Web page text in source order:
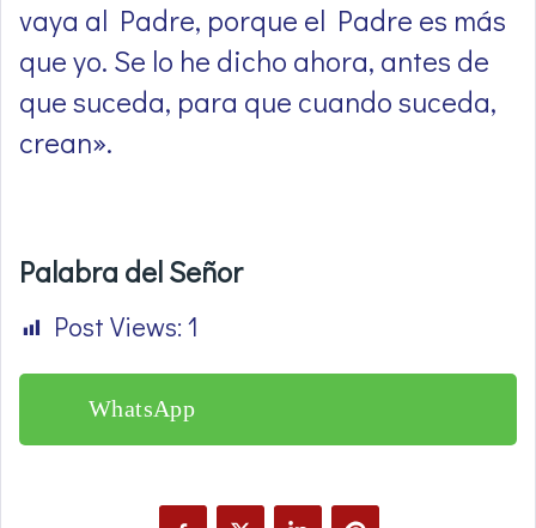
vaya al Padre, porque el Padre es más
que yo. Se lo he dicho ahora, antes de
que suceda, para que cuando suceda,
crean».
Palabra del Señor
Post Views: 1
WhatsApp